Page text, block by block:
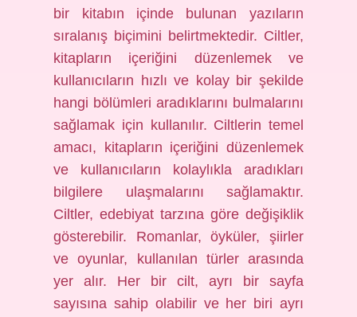
bir kitabın içinde bulunan yazıların
sıralanış biçimini belirtmektedir. Ciltler,
kitapların içeriğini düzenlemek ve
kullanıcıların hızlı ve kolay bir şekilde
hangi bölümleri aradıklarını bulmalarını
sağlamak için kullanılır. Ciltlerin temel
amacı, kitapların içeriğini düzenlemek
ve kullanıcıların kolaylıkla aradıkları
bilgilere ulaşmalarını sağlamaktır.
Ciltler, edebiyat tarzına göre değişiklik
gösterebilir. Romanlar, öyküler, şiirler
ve oyunlar, kullanılan türler arasında
yer alır. Her bir cilt, ayrı bir sayfa
sayısına sahip olabilir ve her biri ayrı